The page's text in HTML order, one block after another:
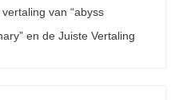
van “abyss
en de Juiste Vertaling